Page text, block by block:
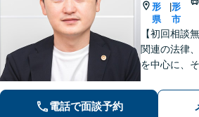
形
県
形
市
【初回相談
関連の法律
を中心に、
ず、まずは
【オンライ
電話で面談予約